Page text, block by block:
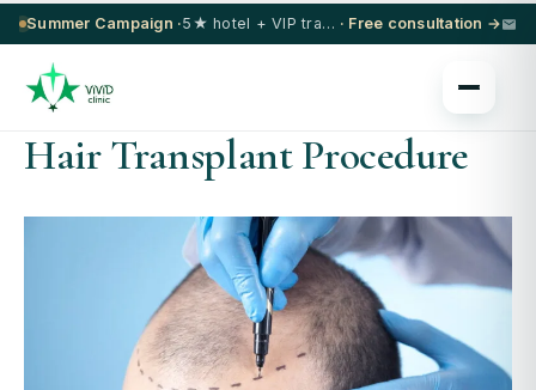
Summer Campaign · 5★ hotel + VIP transfer on select procedures · Free consultation →
Hair Transplant Procedure